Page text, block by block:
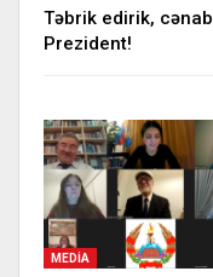
Təbrik edirik, cənab
Prezident!
MEDIA